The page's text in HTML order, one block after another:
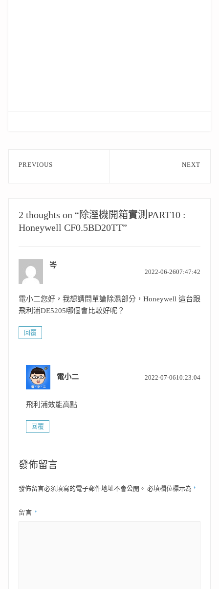
文
PREVIOUS NEXT
2 thoughts on “除溼機開箱實測PART10 :
Honeywell CF0.5BD20TT”
岑
2022-06-2607:47:42
電小二您好，我想請問單論除濕部分，Honeywell 這台跟
飛利浦DE5205哪個會比較好呢？
回覆
電小二 2022-07-0610:23:04
飛利浦效能高點
回覆
發佈留言
發佈留言必須填寫的電子郵件地址不會公開。 必填欄位標示為 *
留言 *